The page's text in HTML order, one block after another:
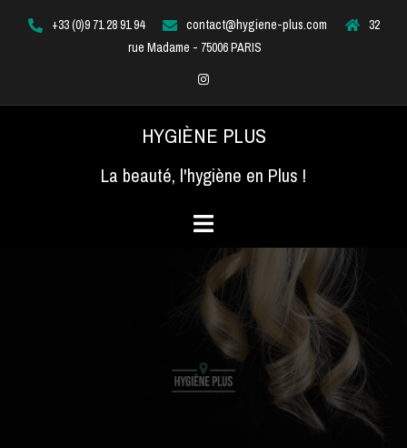
+33 (0)9 71 28 91 94 contact@hygiene-plus.com
32
rue Madame - 75006 PARIS
Instagram
HYGIÈNE PLUS
La beauté, l'hygiène en Plus !